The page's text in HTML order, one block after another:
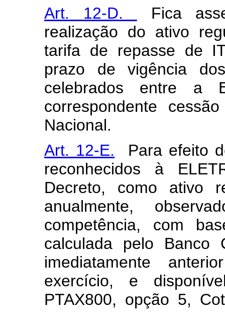
Art. 12-D.
Fica
realização do ativo
tarifa de repasse de
prazo de vigência
celebrados entre a
correspondente
Nacional.
Art. 12-E. Para efeito
reconhecidos à
Decreto, como ativo
anualmente,
competência, com
calculada pelo
imediatamente
exercício, e
PTAX800, opção 5,